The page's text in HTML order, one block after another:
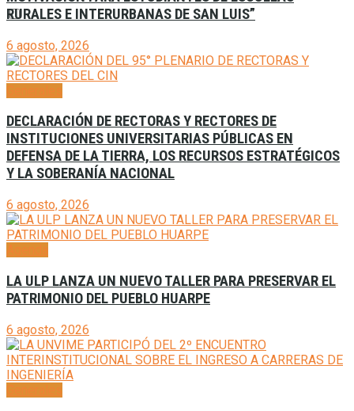
RURALES E INTERURBANAS DE SAN LUIS”
6 agosto, 2026
DECLARACIÓN DE RECTORAS Y RECTORES DE
INSTITUCIONES UNIVERSITARIAS PÚBLICAS EN
DEFENSA DE LA TIERRA, LOS RECURSOS ESTRATÉGICOS
Y LA SOBERANÍA NACIONAL
6 agosto, 2026
LA ULP LANZA UN NUEVO TALLER PARA PRESERVAR EL
PATRIMONIO DEL PUEBLO HUARPE
6 agosto, 2026